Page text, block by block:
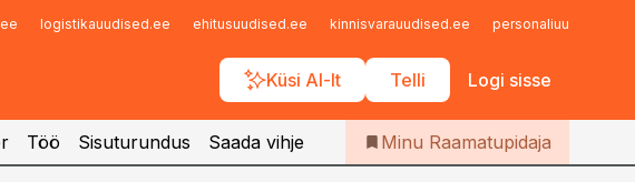
logistikauudised.ee ehitusuudised.ee kinnisvarauudised.ee personaliuudised.ee
Küsi AI-lt Telli Logi sisse
Iseteenindus
Telli Raamatupidaja
Töö Sisuturundus Saada vihje Minu Raamatupidaja